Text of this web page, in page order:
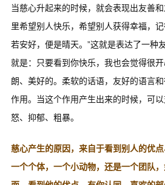
当慈心升起来的时候，就会表现出友善
里希望别人快乐，希望别人获得幸福，
若安好，便是晴天。”这就是表达了一种
就是：只要看到你快乐，我也会觉得很
朗、美好的。柔软的话语，友好的语言
作用。当这个作用产生出来的时候，可
怒、抑郁、粗暴。
慈心产生的原因，来自于看到别人的优
一个个体，一个小动物，还是一个团队